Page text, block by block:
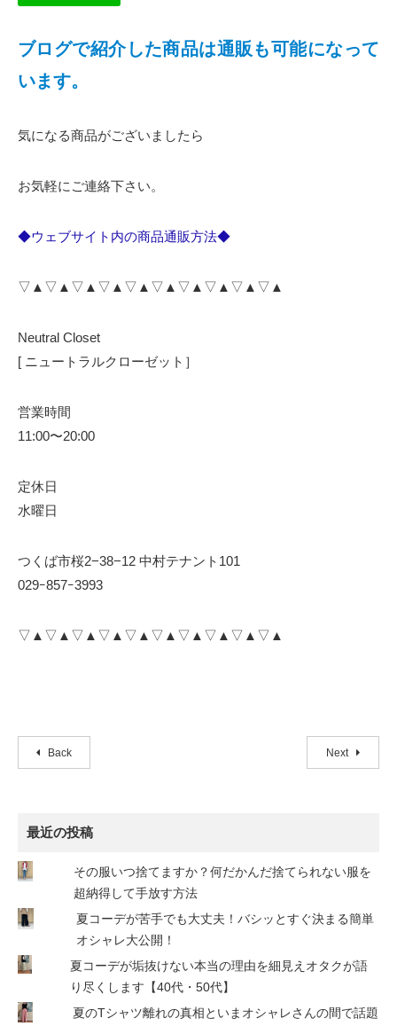
ブログで紹介した商品は通販も可能になって
います。
気になる商品がございましたら
お気軽にご連絡下さい。
◆ウェブサイト内の商品通販方法◆
▽▲▽▲▽▲▽▲▽▲▽▲▽▲▽▲▽▲▽▲
Neutral Closet
[ ニュートラルクローゼット］
営業時間
11:00〜20:00
定休日
水曜日
つくば市桜2−38−12 中村テナント101
029ｰ857ｰ3993
▽▲▽▲▽▲▽▲▽▲▽▲▽▲▽▲▽▲▽▲
Back Next
最近の投稿
その服いつ捨てますか？何だかんだ捨てられない服を
超納得して手放す方法
夏コーデが苦手でも大丈夫！バシッとすぐ決まる簡単
オシャレ大公開！
夏コーデが垢抜けない本当の理由を細見えオタクが語
り尽くします【40代・50代】
夏のTシャツ離れの真相といまオシャレさんの間で話題